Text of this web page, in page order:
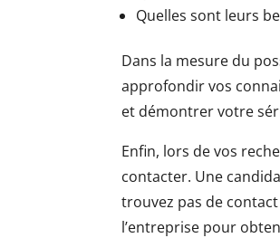
Quelles sont leurs
Dans la mesure du
approfondir vos
et démontrer votre
Enfin, lors de vos
contacter. Une
trouvez pas de
l’entreprise pour